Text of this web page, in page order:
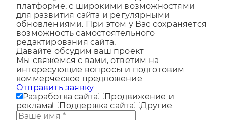
Сайт запускается на полнофункциональной
платформе, с широкими возможностями
для развития сайта и регулярными
обновлениями. При этом у Вас сохраняется
возможность самостоятельного
редактирования сайта.
Давайте обсудим ваш проект
Мы свяжемся с вами, ответим на
интересующие вопросы и подготовим
коммерческое предложение
Отправить заявку
Разработка сайта
Продвижение и
реклама
Поддержка сайта